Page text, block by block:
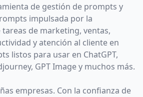
de gestión de prompts y
impulsada por la
tareas de marketing, ventas,
y atención al cliente en
listos para usar en ChatGPT,
GPT Image y muchos más.
empresas. Con la confianza de